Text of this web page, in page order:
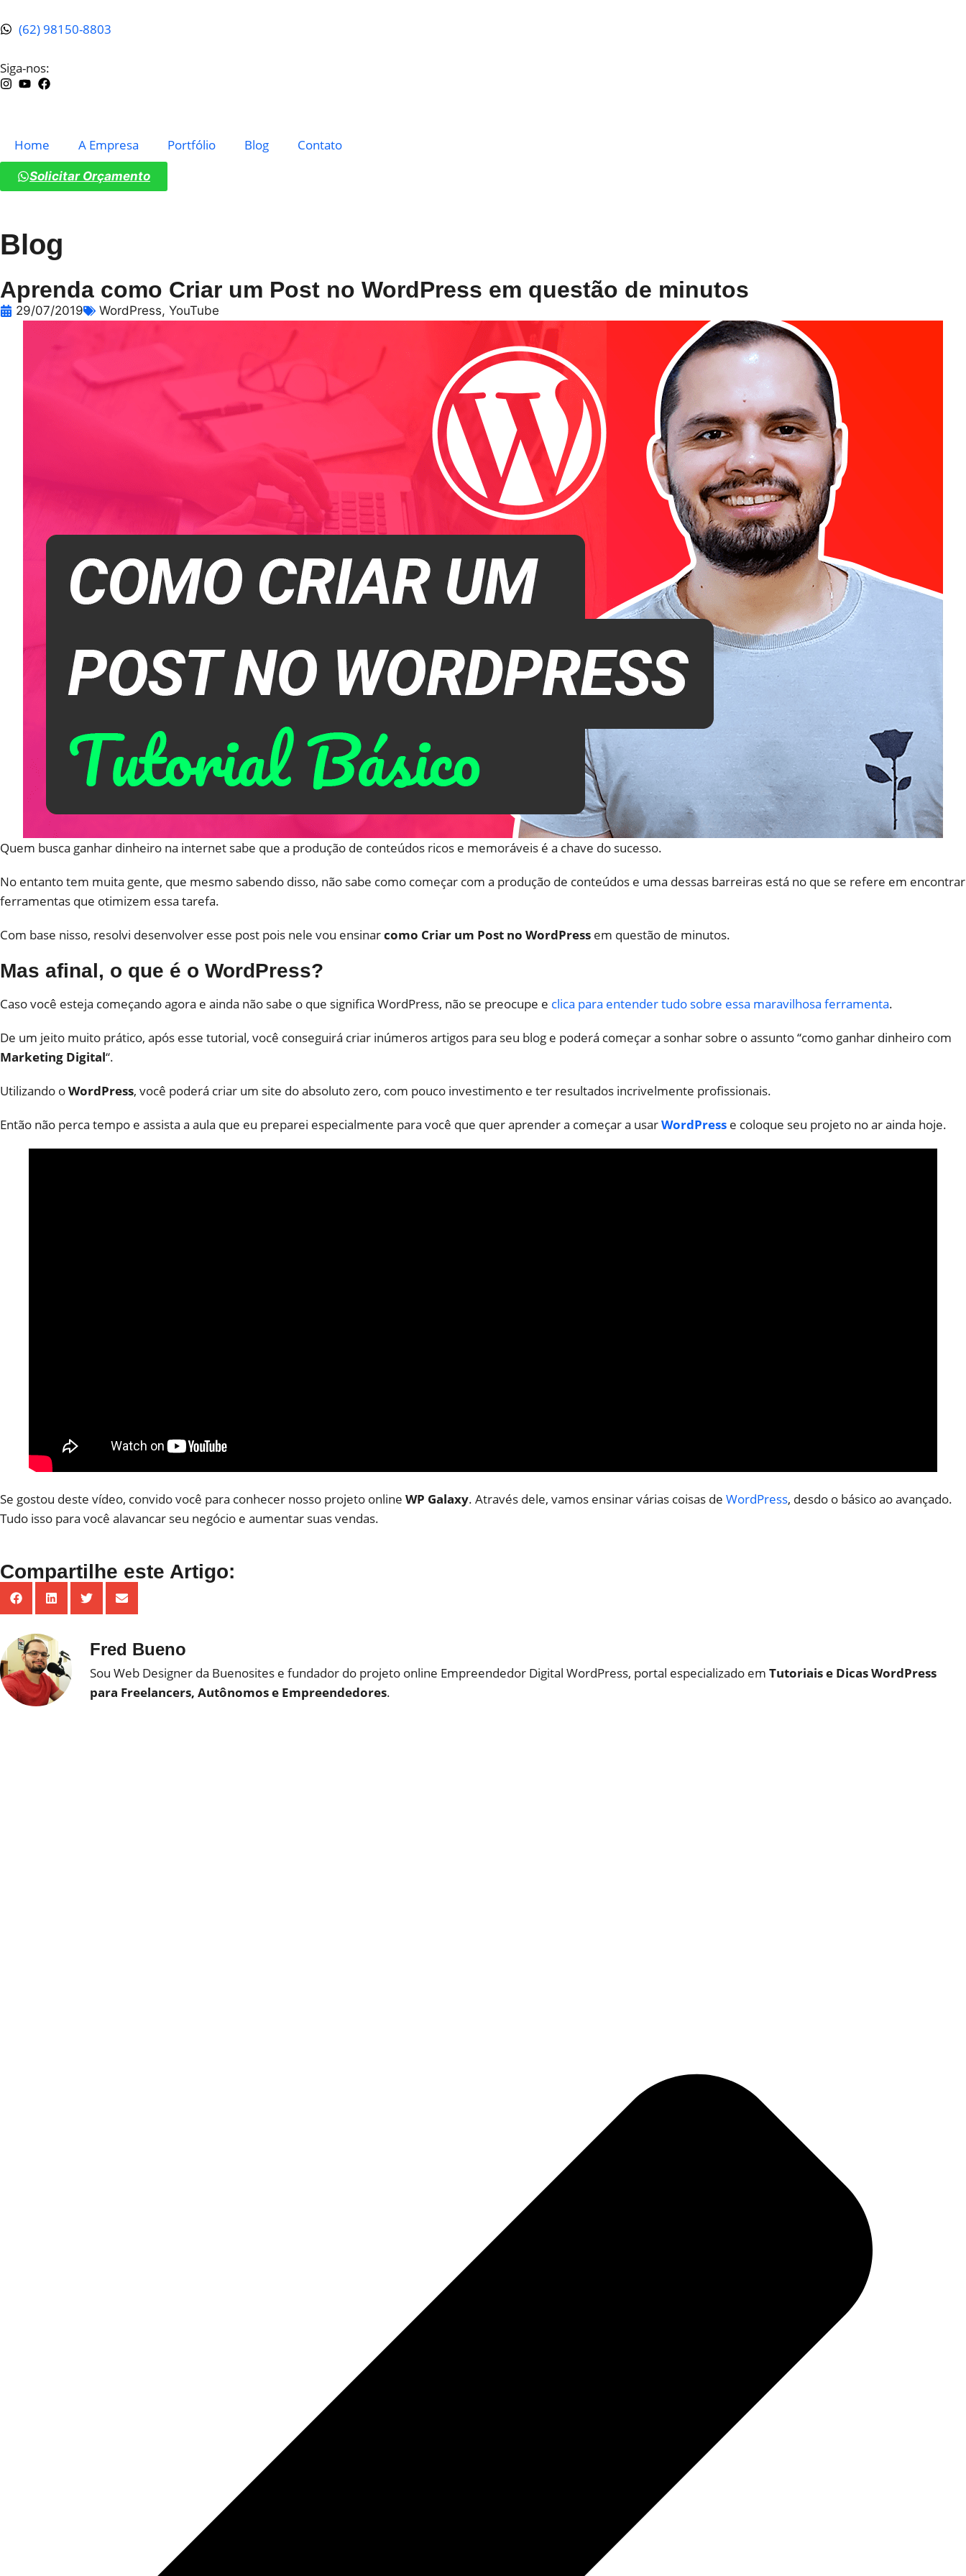
(62) 98150-8803
Siga-nos:
Home A Empresa Portfólio Blog Contato
Solicitar Orçamento
Blog
Aprenda como Criar um Post no WordPress em questão de minutos
29/07/2019 WordPress, YouTube
Quem busca ganhar dinheiro na internet sabe que a produção de conteúdos ricos e memoráveis é a chave do sucesso.
No entanto tem muita gente, que mesmo sabendo disso, não sabe como começar com a produção de conteúdos e uma dessas barreiras está no que se refere em encontrar
ferramentas que otimizem essa tarefa.
Com base nisso, resolvi desenvolver esse post pois nele vou ensinarcomo Criar um Post no WordPress em questão de minutos.
Mas afinal, o que é o WordPress?
Caso você esteja começando agora e ainda não sabe o que significa WordPress, não se preocupe e clica para entender tudo sobre essa maravilhosa ferramenta.
De um jeito muito prático, após esse tutorial, você conseguirá criar inúmeros artigos para seu blog e poderá começar a sonhar sobre o assunto “como ganhar dinheiro com
Marketing Digital“.
Utilizando oWordPress, você poderá criar um site do absoluto zero, com pouco investimento e ter resultados incrivelmente profissionais.
Então não perca tempo e assista a aula que eu preparei especialmente para você que quer aprender a começar a usarWordPress e coloque seu projeto no ar ainda hoje.
Se gostou deste vídeo, convido você para conhecer nosso projeto online WP Galaxy. Através dele, vamos ensinar várias coisas de WordPress, desdo o básico ao avançado.
Tudo isso para você alavancar seu negócio e aumentar suas vendas.
Compartilhe este Artigo:
Fred Bueno
Sou Web Designer da Buenosites e fundador do projeto online Empreendedor Digital WordPress, portal especializado em Tutoriais e Dicas WordPress
para Freelancers, Autônomos e Empreendedores.